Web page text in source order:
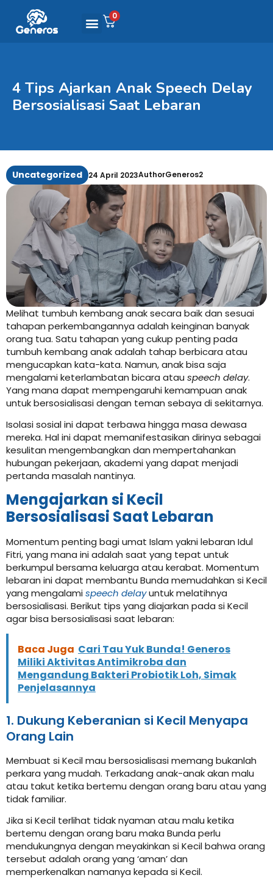
0
4 Tips Ajarkan Anak Speech Delay
Bersosialisasi Saat Lebaran
Uncategorized 24 April 2023AuthorGeneros2
Melihat tumbuh kembang anak secara baik dan sesuai
tahapan perkembangannya adalah keinginan banyak
orang tua. Satu tahapan yang cukup penting pada
tumbuh kembang anak adalah tahap berbicara atau
mengucapkan kata-kata. Namun, anak bisa saja
mengalami keterlambatan bicara atau speech delay.
Yang mana dapat mempengaruhi kemampuan anak
untuk bersosialisasi dengan teman sebaya di sekitarnya.
Isolasi sosial ini dapat terbawa hingga masa dewasa
mereka. Hal ini dapat memanifestasikan dirinya sebagai
kesulitan mengembangkan dan mempertahankan
hubungan pekerjaan, akademi yang dapat menjadi
pertanda masalah nantinya.
Mengajarkan si Kecil
Bersosialisasi Saat Lebaran
Momentum penting bagi umat Islam yakni lebaran Idul
Fitri, yang mana ini adalah saat yang tepat untuk
berkumpul bersama keluarga atau kerabat. Momentum
lebaran ini dapat membantu Bunda memudahkan si Kecil
yang mengalamispeech delayuntuk melatihnya
bersosialisasi. Berikut tips yang diajarkan pada si Kecil
agar bisa bersosialisasi saat lebaran:
Baca Juga Cari Tau Yuk Bunda! Generos
Miliki Aktivitas Antimikroba dan
Mengandung Bakteri Probiotik Loh, Simak
Penjelasannya
1. Dukung Keberanian si Kecil Menyapa
Orang Lain
Membuat si Kecil mau bersosialisasi memang bukanlah
perkara yang mudah. Terkadang anak-anak akan malu
atau takut ketika bertemu dengan orang baru atau yang
tidak familiar.
Jika si Kecil terlihat tidak nyaman atau malu ketika
bertemu dengan orang baru maka Bunda perlu
mendukungnya dengan meyakinkan si Kecil bahwa orang
tersebut adalah orang yang ‘aman’ dan
memperkenalkan namanya kepada si Kecil.